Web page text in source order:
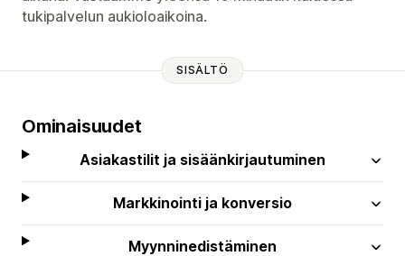
tukipalvelun aukioloaikoina.
SISÄLTÖ
Ominaisuudet
Asiakastilit ja sisäänkirjautuminen
Markkinointi ja konversio
Myynninedistäminen